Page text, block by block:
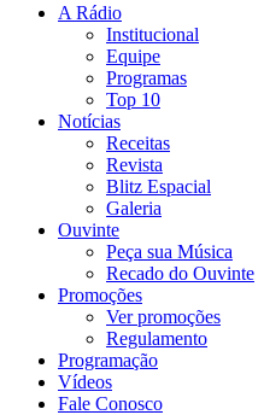
A Rádio
Institucional
Equipe
Programas
Top 10
Notícias
Receitas
Revista
Blitz Espacial
Galeria
Ouvinte
Peça sua Música
Recado do Ouvinte
Promoções
Ver promoções
Regulamento
Programação
Vídeos
Fale Conosco